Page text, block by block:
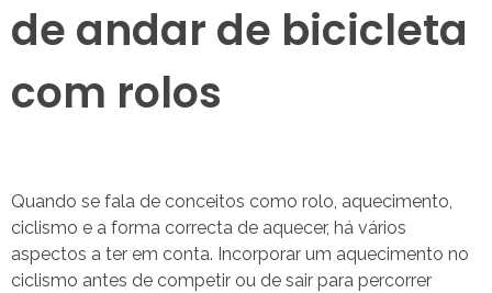
de andar de bicicleta
com rolos
Quando se fala de conceitos como rolo, aquecimento,
ciclismo e a forma correcta de aquecer, há vários
aspectos a ter em conta. Incorporar um aquecimento no
ciclismo antes de competir ou de sair para percorrer